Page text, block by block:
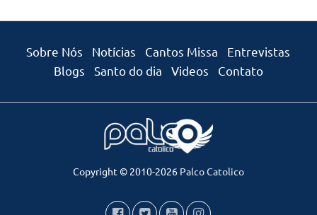
Sobre Nós Notícias Cantos Missa
Entrevistas
Blogs
Santo do dia Videos Contato
Copyright © 2010-2026 Palco Catolico